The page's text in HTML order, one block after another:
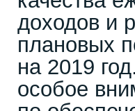
доходов и
плановых
на 2019
особое